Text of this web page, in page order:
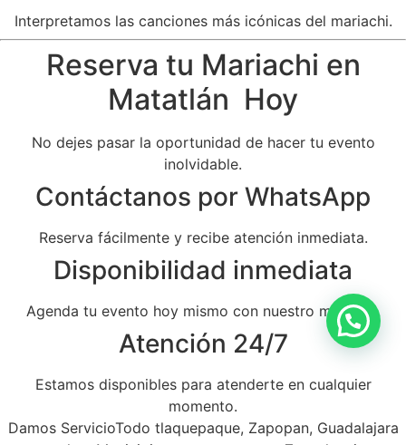
Interpretamos las canciones más icónicas del mariachi.
Reserva tu Mariachi en
Matatlán Hoy
No dejes pasar la oportunidad de hacer tu evento
inolvidable.
Contáctanos por WhatsApp
Reserva fácilmente y recibe atención inmediata.
Disponibilidad inmediata
Agenda tu evento hoy mismo con nuestro mariachi.
Atención 24/7
Estamos disponibles para atenderte en cualquier
momento.
Damos ServicioTodo tlaquepaque, Zapopan, Guadalajara